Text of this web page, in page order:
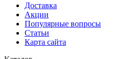
Доставка
Акции
Популярные вопросы
Статьи
Карта сайта